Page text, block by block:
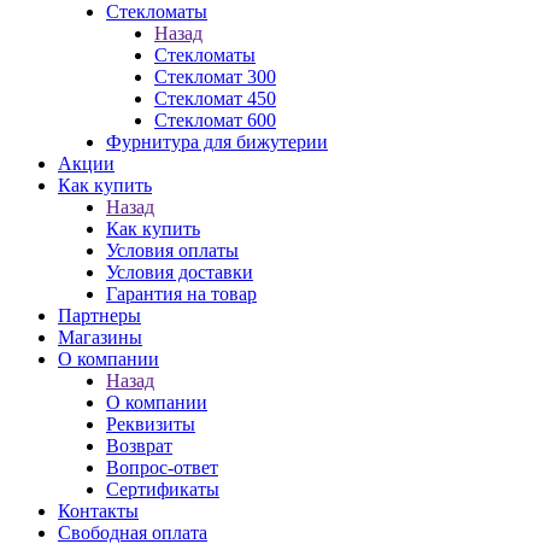
Стекломаты
Назад
Стекломаты
Стекломат 300
Стекломат 450
Стекломат 600
Фурнитура для бижутерии
Акции
Как купить
Назад
Как купить
Условия оплаты
Условия доставки
Гарантия на товар
Партнеры
Магазины
О компании
Назад
О компании
Реквизиты
Возврат
Вопрос-ответ
Сертификаты
Контакты
Свободная оплата